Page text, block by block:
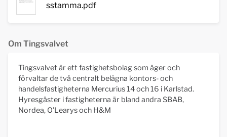
sstamma.pdf
Om Tingsvalvet
Tingsvalvet är ett fastighetsbolag som äger och
förvaltar de två centralt belägna kontors- och
handelsfastigheterna Mercurius 14 och 16 i Karlstad.
Hyresgäster i fastigheterna är bland andra SBAB,
Nordea, O'Learys och H&M